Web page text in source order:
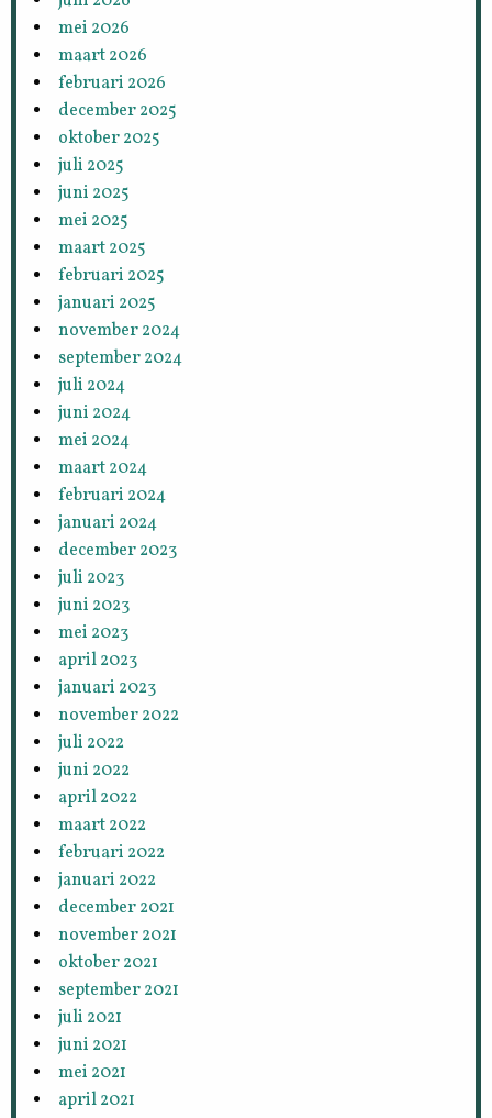
mei 2026
maart 2026
februari 2026
december 2025
oktober 2025
juli 2025
juni 2025
mei 2025
maart 2025
februari 2025
januari 2025
november 2024
september 2024
juli 2024
juni 2024
mei 2024
maart 2024
februari 2024
januari 2024
december 2023
juli 2023
juni 2023
mei 2023
april 2023
januari 2023
november 2022
juli 2022
juni 2022
april 2022
maart 2022
februari 2022
januari 2022
december 2021
november 2021
oktober 2021
september 2021
juli 2021
juni 2021
mei 2021
april 2021